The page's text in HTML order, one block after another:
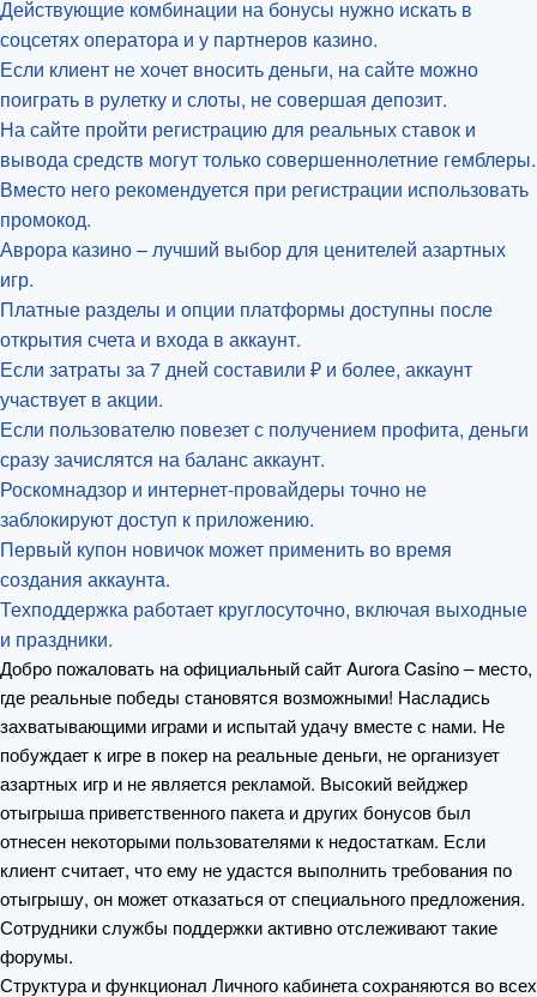
Действующие комбинации на бонусы нужно искать в
соцсетях оператора и у партнеров казино.
Если клиент не хочет вносить деньги, на сайте можно
поиграть в рулетку и слоты, не совершая депозит.
На сайте пройти регистрацию для реальных ставок и
вывода средств могут только совершеннолетние гемблеры.
Вместо него рекомендуется при регистрации использовать
промокод.
Аврора казино – лучший выбор для ценителей азартных
игр.
Платные разделы и опции платформы доступны после
открытия счета и входа в аккаунт.
Если затраты за 7 дней составили ₽ и более, аккаунт
участвует в акции.
Если пользователю повезет с получением профита, деньги
сразу зачислятся на баланс аккаунт.
Роскомнадзор и интернет-провайдеры точно не
заблокируют доступ к приложению.
Первый купон новичок может применить во время
создания аккаунта.
Техподдержка работает круглосуточно, включая выходные
и праздники.
Добро пожаловать на официальный сайт Aurora Casino – место,
где реальные победы становятся возможными! Насладись
захватывающими играми и испытай удачу вместе с нами. Не
побуждает к игре в покер на реальные деньги, не организует
азартных игр и не является рекламой. Высокий вейджер
отыгрыша приветственного пакета и других бонусов был
отнесен некоторыми пользователями к недостаткам. Если
клиент считает, что ему не удастся выполнить требования по
отыгрышу, он может отказаться от специального предложения.
Сотрудники службы поддержки активно отслеживают такие
форумы.
Структура и функционал Личного кабинета сохраняются во всех